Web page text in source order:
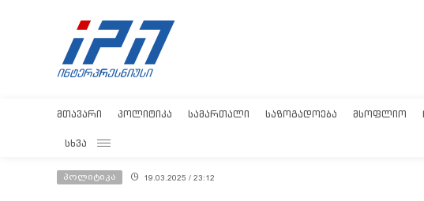
ᲛᲗᲐᲕᲐᲠᲘ ᲞᲝᲚᲘᲢᲘᲙᲐ ᲡᲐᲛᲐᲠᲗᲐᲚᲘ ᲡᲐᲖᲝᲒᲐᲓᲝᲔᲑᲐ ᲛᲡᲝᲤᲚᲘᲝ
ᲡᲮᲕᲐ
პოლიტიკა 19.03.2025 / 23:12